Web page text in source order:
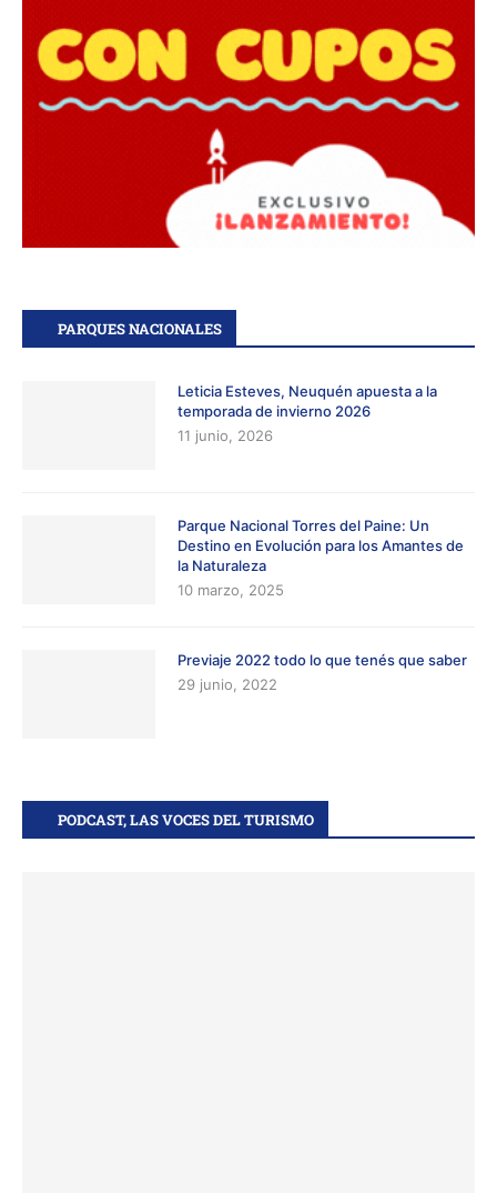
PARQUES NACIONALES
Leticia Esteves, Neuquén apuesta a la
temporada de invierno 2026
11 junio, 2026
Parque Nacional Torres del Paine: Un
Destino en Evolución para los Amantes de
la Naturaleza
10 marzo, 2025
Previaje 2022 todo lo que tenés que saber
29 junio, 2022
PODCAST, LAS VOCES DEL TURISMO